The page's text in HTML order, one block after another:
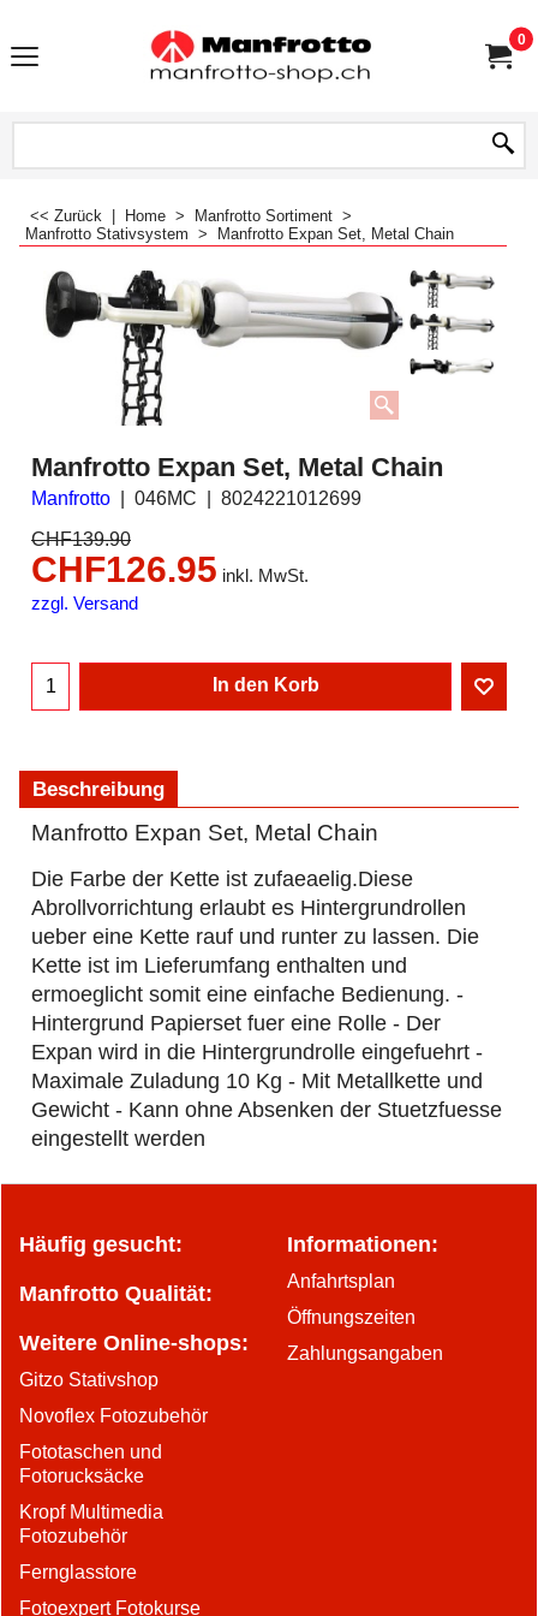
0
<< Zurück Home > Manfrotto Sortiment >
Manfrotto Stativsystem > Manfrotto Expan Set, Metal Chain
Manfrotto Expan Set, Metal Chain
Manfrotto 046MC
8024221012699
CHF139.90
CHF126.95 inkl. MwSt.
zzgl. Versand
In den Korb
Beschreibung
Manfrotto Expan Set, Metal Chain
Die Farbe der Kette ist zufaeaelig.Diese
Abrollvorrichtung erlaubt es Hintergrundrollen
ueber eine Kette rauf und runter zu lassen. Die
Kette ist im Lieferumfang enthalten und
ermoeglicht somit eine einfache Bedienung. -
Hintergrund Papierset fuer eine Rolle - Der
Expan wird in die Hintergrundrolle eingefuehrt -
Maximale Zuladung 10 Kg - Mit Metallkette und
Gewicht - Kann ohne Absenken der Stuetzfuesse
eingestellt werden
Häufig gesucht: Informationen:
Anfahrtsplan
Öffnungszeiten
Zahlungsangaben
Manfrotto Qualität:
Weitere Online-shops:
Gitzo Stativshop
Novoflex Fotozubehör
Fototaschen und
Fotorucksäcke
Kropf Multimedia
Fotozubehör
Fernglasstore
Fotoexpert Fotokurse